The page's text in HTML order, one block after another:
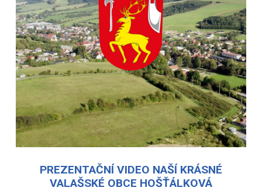
PREZENTAČNÍ VIDEO NAŠÍ KRÁSNÉ
VALAŠSKÉ OBCE HOŠŤÁLKOVÁ